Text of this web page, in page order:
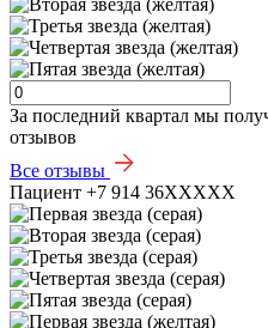
За последний квартал мы
отзывов
Все отзывы
Пациент +7 914 36XXXXX